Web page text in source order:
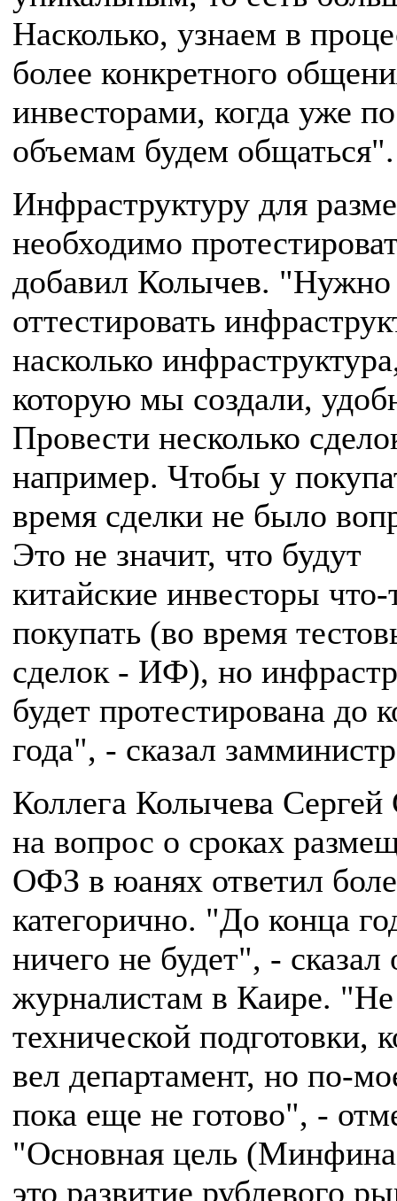
Насколько, узнаем в
более конкретного
инвесторами, когда уже по
объемам будем общаться".
Инфраструктуру для
необходимо
добавил Колычев. "Нужно
оттестировать
насколько
которую мы создали,
Провести несколько
например. Чтобы у
время сделки не было
Это не значит, что будут
китайские инвесторы что-
покупать (во время
сделок - ИФ), но
будет протестирована до
года", - сказал
Коллега Колычева Сергей
на вопрос о сроках
ОФЗ в юанях ответил
категорично. "До конца
ничего не будет", - сказал
журналистам в Каире.
технической подготовки,
вел департамент, но по-
пока еще не готово", -
"Основная цель
это развитие рублевого